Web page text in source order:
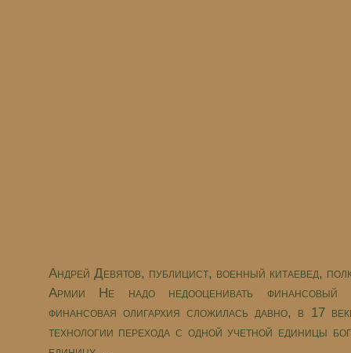
Андрей Девятов, публицист, военный китаевед,
Армии Не надо недооценивать финансовый
финансовая олигархия сложилась давно, в 17
технологии перехода с одной учетной единицы